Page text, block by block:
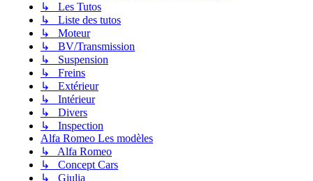
↳ Les Tutos
↳ Liste des tutos
↳ Moteur
↳ BV/Transmission
↳ Suspension
↳ Freins
↳ Extérieur
↳ Intérieur
↳ Divers
↳ Inspection
Alfa Romeo Les modèles
↳ Alfa Romeo
↳ Concept Cars
↳ Giulia